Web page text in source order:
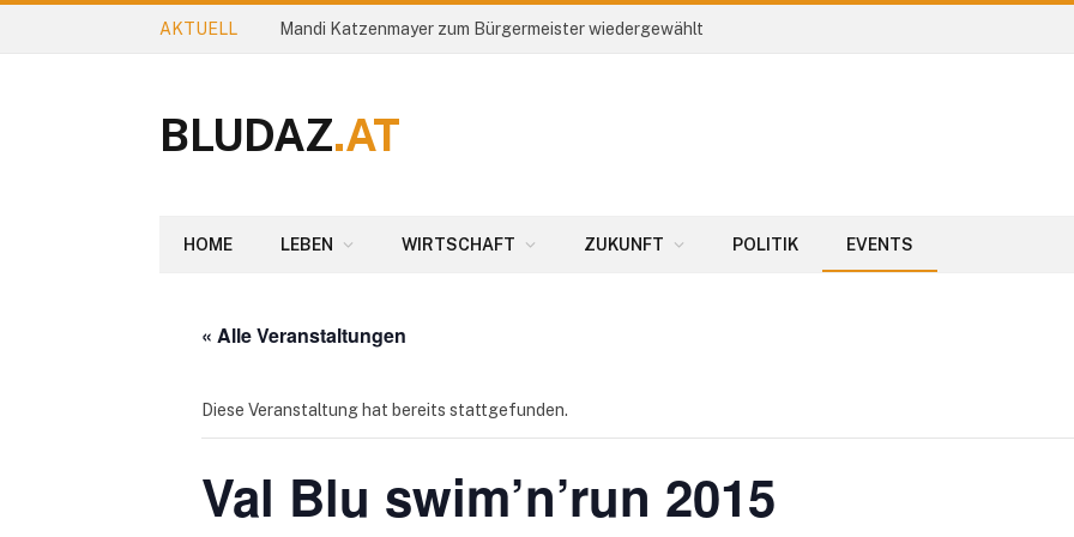
AKTUELL Mandi Katzenmayer zum Bürgermeister wiedergewählt
BLUDAZ.AT
HOME LEBEN WIRTSCHAFT ZUKUNFT POLITIK EVENTS
« Alle Veranstaltungen
Diese Veranstaltung hat bereits stattgefunden.
Val Blu swim’n’run 2015